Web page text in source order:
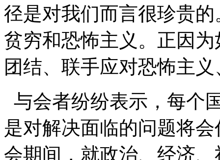
径是对我们而言很珍贵
贫穷和恐怖主义。正因
团结、联手应对恐怖主
与会者纷纷表示，每个
是对解决面临的问题将
会期间，就政治、经济